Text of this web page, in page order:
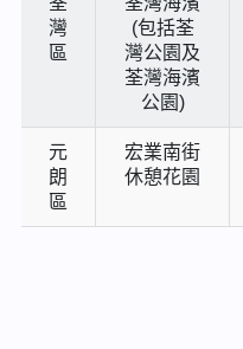
灣
區
(包括荃
灣公園及
荃灣海濱
公園)
元
朗
區
宏業南街
休憩花園